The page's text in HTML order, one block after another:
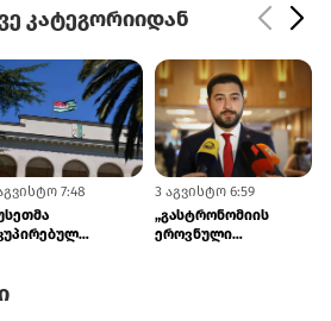
კატეგორიიდან
7:48
3 აგვისტო 6:59
„გასტრონომიის
ეროვნული